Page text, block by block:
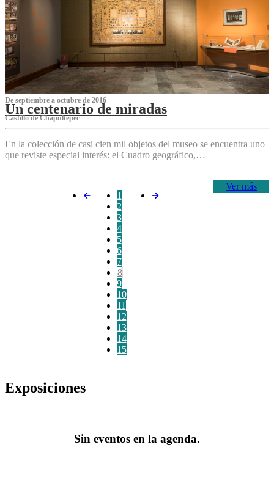
De septiembre a octubre de 2016
Un centenario de miradas
Castillo de Chapultepec
En la colección de casi cien mil objetos del museo se encuentra uno
que reviste especial interés: el Cuadro geográfico,…
Ver más
1
2
3
4
5
6
7
8
9
10
11
12
13
14
15
Exposiciones
Sin eventos en la agenda.